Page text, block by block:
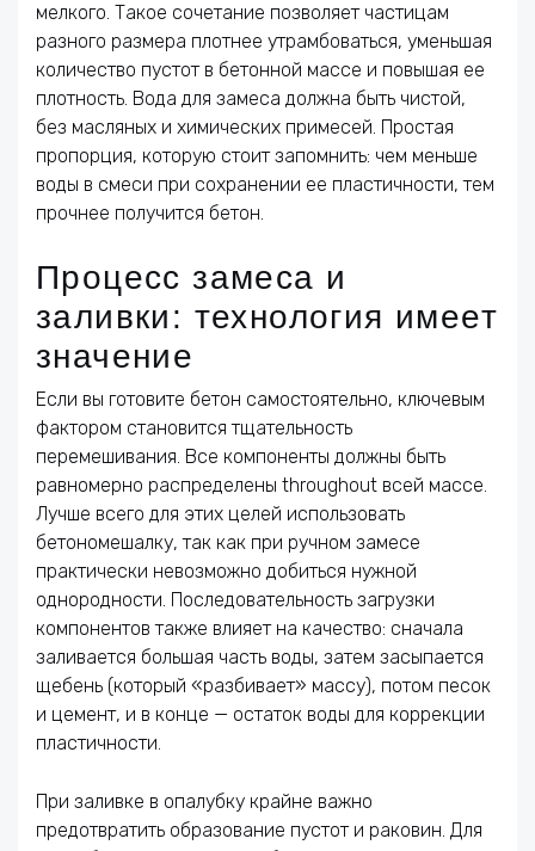
мелкого. Такое сочетание позволяет частицам
разного размера плотнее утрамбоваться, уменьшая
количество пустот в бетонной массе и повышая ее
плотность. Вода для замеса должна быть чистой,
без масляных и химических примесей. Простая
пропорция, которую стоит запомнить: чем меньше
воды в смеси при сохранении ее пластичности, тем
прочнее получится бетон.
Процесс замеса и
заливки: технология имеет
значение
Если вы готовите бетон самостоятельно, ключевым
фактором становится тщательность
перемешивания. Все компоненты должны быть
равномерно распределены throughout всей массе.
Лучше всего для этих целей использовать
бетономешалку, так как при ручном замесе
практически невозможно добиться нужной
однородности. Последовательность загрузки
компонентов также влияет на качество: сначала
заливается большая часть воды, затем засыпается
щебень (который «разбивает» массу), потом песок
и цемент, и в конце — остаток воды для коррекции
пластичности.
При заливке в опалубку крайне важно
предотвратить образование пустот и раковин. Для